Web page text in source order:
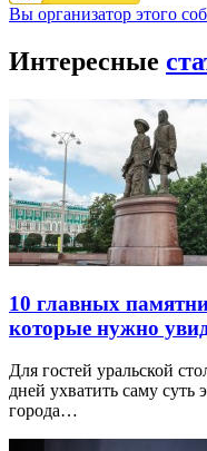
Вы организатор этого
Интересные
10 главных
которые нужно
Для гостей уральской
дней ухватить саму суть
города…